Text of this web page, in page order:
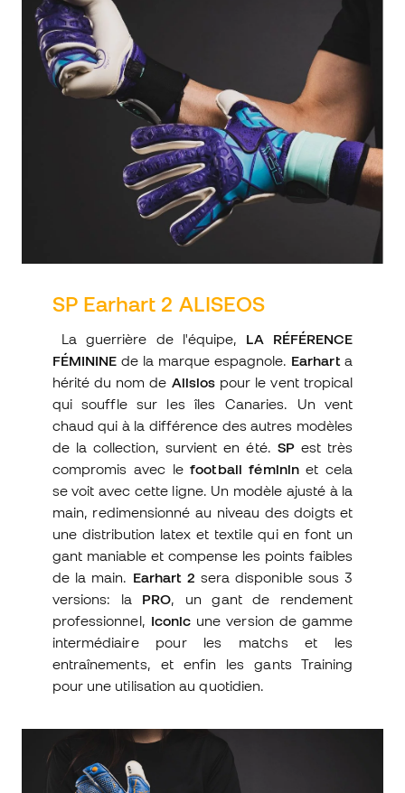
SP Earhart 2 ALISEOS
La guerrière de l'équipe, LA RÉFÉRENCE
FÉMININE de la marque espagnole. Earhart a
hérité du nom de Alisios pour le vent tropical
qui souffle sur les îles Canaries. Un vent
chaud qui à la différence des autres modèles
de la collection, survient en été. SPest très
compromis avec lefootball fémininet cela
se voit avec cette ligne. Un modèle ajusté à la
main, redimensionné au niveau des doigts et
une distribution latex et textile qui en font un
gant maniable et compense les points faibles
de la main. Earhart 2 sera disponible sous 3
versions: la PRO, un gant de rendement
professionnel, Iconic une version de gamme
intermédiaire pour les matchs et les
entraînements, et enfin les gants Training
pour une utilisation au quotidien.